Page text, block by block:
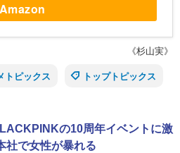
Amazon
《杉山実》
トピックス トップトピックス
の10周年イベントに激
社で女性が暴れる